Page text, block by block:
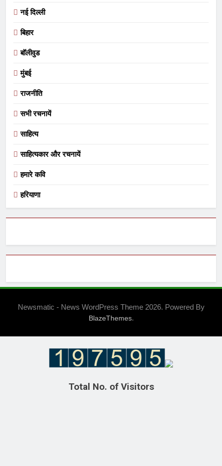
नई दिल्ली
बिहार
बॉलीवुड
मुंबई
राजनीति
सभी रचनायें
साहित्य
साहित्यकार और रचनायें
हमारे कवि
हरियाणा
Newsmatic - News WordPress Theme 2026. Powered By
BlazeThemes.
Total No. of Visitors